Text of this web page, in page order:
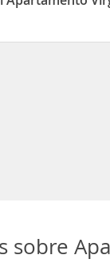
sobre